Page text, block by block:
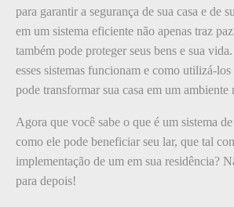
para garantir a segurança de sua casa e de
em um sistema eficiente não apenas traz
também pode proteger seus bens e sua
esses sistemas funcionam e como utilizá-
pode transformar sua casa em um ambiente
Agora que você sabe o que é um sistema
como ele pode beneficiar seu lar, que tal
implementação de um em sua residência?
para depois!